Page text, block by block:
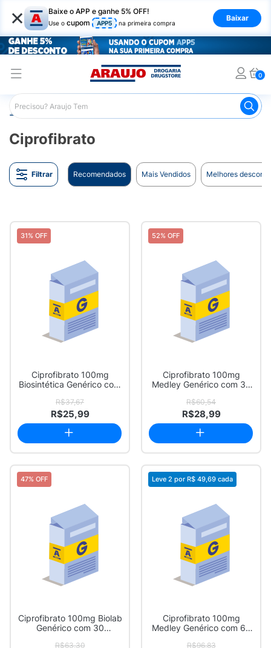
× Baixe o APP e ganhe 5% OFF!
Use o cupom APP5 na primeira compra
Baixar
0
Araujo Marcas
Ciprofibrato
Filtrar Recomendados Mais Vendidos Melhores
31% OFF
Ciprofibrato 100mg
Biosintética Genérico com
R$37,67
R$25,99
52% OFF
Ciprofibrato 100mg
Medley Genérico com 30
R$60,54
R$28,99
47% OFF
Ciprofibrato 100mg Biolab
Genérico com 30
R$63,30
Leve 2 por R$ 49,69 cada
Ciprofibrato 100mg
Medley Genérico com 60
R$96,83